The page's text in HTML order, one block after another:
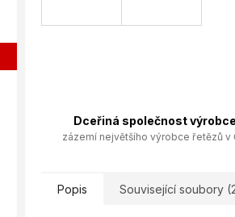
Dceřiná společnost výrobce
zázemí největšího výrobce řetězů v
Popis Související soubory